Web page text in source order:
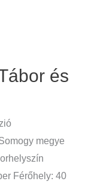
és
megye
Férőhely: 40